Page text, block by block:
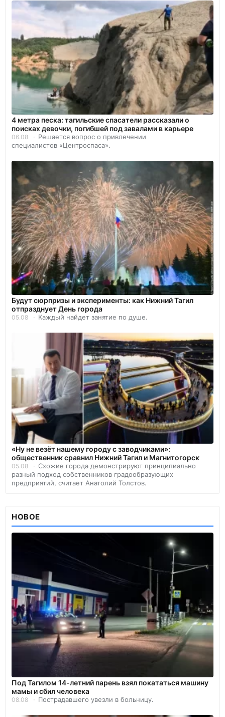
4 метра песка: тагильские спасатели рассказали о
поисках девочки, погибшей под завалами в карьере
06.08
Решается вопрос о привлечении
специалистов «Центроспаса».
Будут сюрпризы и эксперименты: как Нижний Тагил
отпразднует День города
05.08 Каждый найдет занятие по душе.
«Ну не везёт нашему городу с заводчиками»:
общественник сравнил Нижний Тагил и Магнитогорск
05.08
Схожие города демонстрируют принципиально
разный подход собственников градообразующих
предприятий, считает Анатолий Толстов.
НОВОЕ
Под Тагилом 14-летний парень взял покататься машину
мамы и сбил человека
08.08 Пострадавшего увезли в больницу.